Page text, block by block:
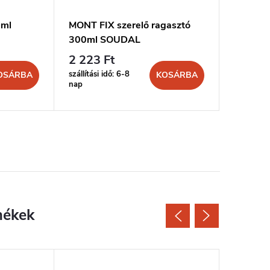
MONT FIX szerelő ragasztó
300ml SOUDAL
2 223 Ft
szállítási idő: 6-8
nap
KOSÁRBA